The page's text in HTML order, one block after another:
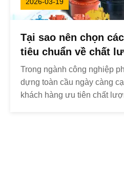
Tại sao nên chọn
tiêu chuẩn về chất
Trong ngành công nghiệp
dựng toàn cầu ngày càng
khách hàng ưu tiên chất